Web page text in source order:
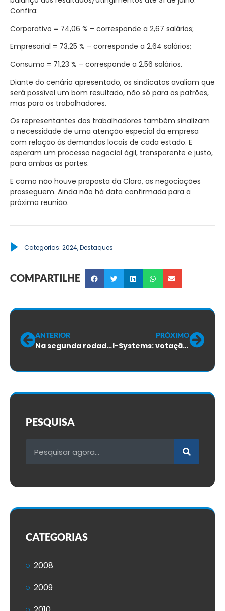
Confira:
Corporativo = 74,06 % – corresponde a 2,67 salários;
Empresarial = 73,25 % – corresponde a 2,64 salários;
Consumo = 71,23 % – corresponde a 2,56 salários.
Diante do cenário apresentado, os sindicatos avaliam que
será possível um bom resultado, não só para os patrões,
mas para os trabalhadores.
Os representantes dos trabalhadores também sinalizam
a necessidade de uma atenção especial da empresa
com relação às demandas locais de cada estado. E
esperam um processo negocial ágil, transparente e justo,
para ambas as partes.
E como não houve proposta da Claro, as negociações
prosseguem. Ainda não há data confirmada para a
próxima reunião.
Categorias: 2024,Destaques
COMPARTILHE
ANTERIOR
Na segunda rodada de negociações, TIM não apresenta proposta econômica
PRÓXIMO
I-Systems: votação do ACT será amanhã, 12/09
PESQUISA
CATEGORIAS
2008
2009